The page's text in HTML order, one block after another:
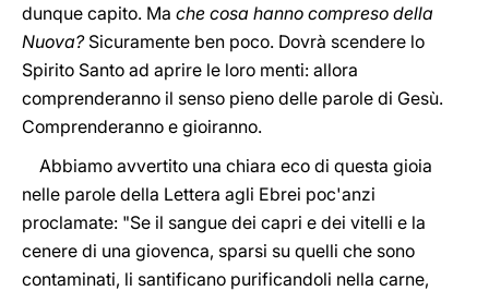
dunque capito. Ma che cosa hanno compreso della
Nuova?Sicuramente ben poco. Dovrà scendere lo
Spirito Santo ad aprire le loro menti: allora
comprenderanno il senso pieno delle parole di Gesù.
Comprenderanno e gioiranno.
Abbiamo avvertito una chiara eco di questa gioia
nelle parole della Lettera agli Ebrei poc'anzi
proclamate: "Se il sangue dei capri e dei vitelli e la
cenere di una giovenca, sparsi su quelli che sono
contaminati, li santificano purificandoli nella carne,